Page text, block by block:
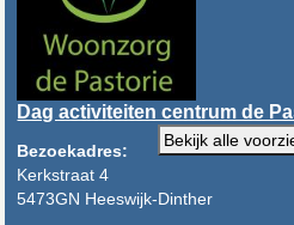
Dag activiteiten centrum de
Bekijk alle
Bezoekadres:
Kerkstraat 4
5473GN Heeswijk-Dinther